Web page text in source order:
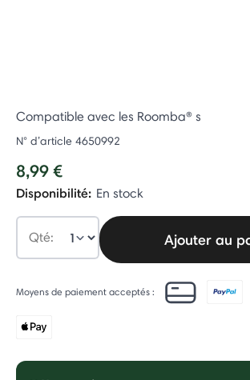
Compatible avec les Roomba® s
N° d’article 4650992
8,99 €
Disponibilité: En stock
Qté: Ajouter au
Moyens de paiement acceptés :